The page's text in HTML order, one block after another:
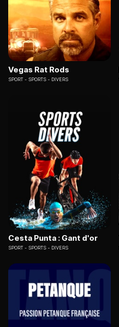
Vegas Rat Rods
SPORT SPORTS - DIVERS
Cesta Punta : Gant d'or
SPORT SPORTS - DIVERS